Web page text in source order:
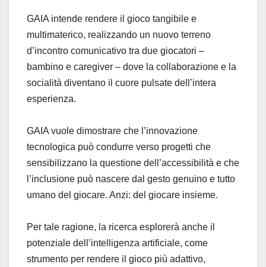
GAIA intende rendere il gioco tangibile e
multimaterico, realizzando un nuovo terreno
d’incontro comunicativo tra due giocatori –
bambino e caregiver – dove la collaborazione e la
socialità diventano il cuore pulsate dell’intera
esperienza.
GAIA vuole dimostrare che l’innovazione
tecnologica può condurre verso progetti che
sensibilizzano la questione dell’accessibilità e che
l’inclusione può nascere dal gesto genuino e tutto
umano del giocare. Anzi: del giocare insieme.
Per tale ragione, la ricerca esplorerà anche il
potenziale dell’intelligenza artificiale, come
strumento per rendere il gioco più adattivo,